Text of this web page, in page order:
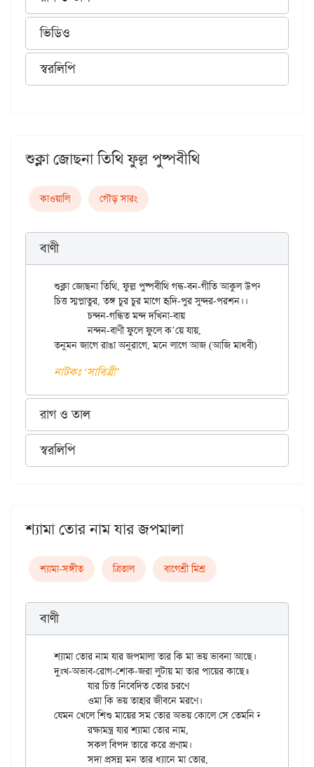
ভিডিও
স্বরলিপি
শুক্লা জোছনা তিথি ফুল্ল পুষ্পবীথি
কাওয়ালি গৌড় সারং
বাণী
শুক্লা জোছনা তিথি, ফুল্ল পুষ্পবীথি গন্ধ-বন-গীতি আকুল উপবন।
চিত্ত স্মপ্নাতুর, তঙ্গ চুর চুর মাগে হৃদি-পুর সুন্দর-পরশন।।
	চন্দন-গন্ধিত মন্দ দখিনা-বায়
	নন্দন-বাণী ফুলে ফুলে ক’য়ে যায়,
নাটকঃ ‘সাবিত্রী’
রাগ ও তাল
স্বরলিপি
শ্যামা তোর নাম যার জপমালা
শ্যামা-সঙ্গীত ত্রিতাল বাগেশ্রী মিশ্র
বাণী
শ্যামা তোর নাম যার জপমালা তার কি মা ভয় ভাবনা আছে।
দুঃখ-অভাব-রোগ-শোক-জরা লুটায় মা তার পায়ের কাছে॥
	যার চিত্ত নিবেদিত তোর চরণে
যেমন খেলে শিশু মায়ের সম তোর অভয় কোলে সে তেমনি নাচে॥
	রক্ষামন্ত্র যার শ্যামা তোর নাম,
	সকল বিপদ তারে করে প্রণাম।
	সদা প্রসন্ন মন তার ধ্যানে মা তোর,